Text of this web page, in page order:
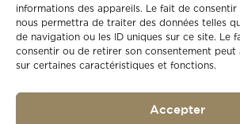
informations des appareils. Le fait de
nous permettra de traiter des données telles
de navigation ou les ID uniques sur ce site. Le
consentir ou de retirer son consentement
sur certaines caractéristiques et fonctions.
Accepter
New
Second-hand
Our history